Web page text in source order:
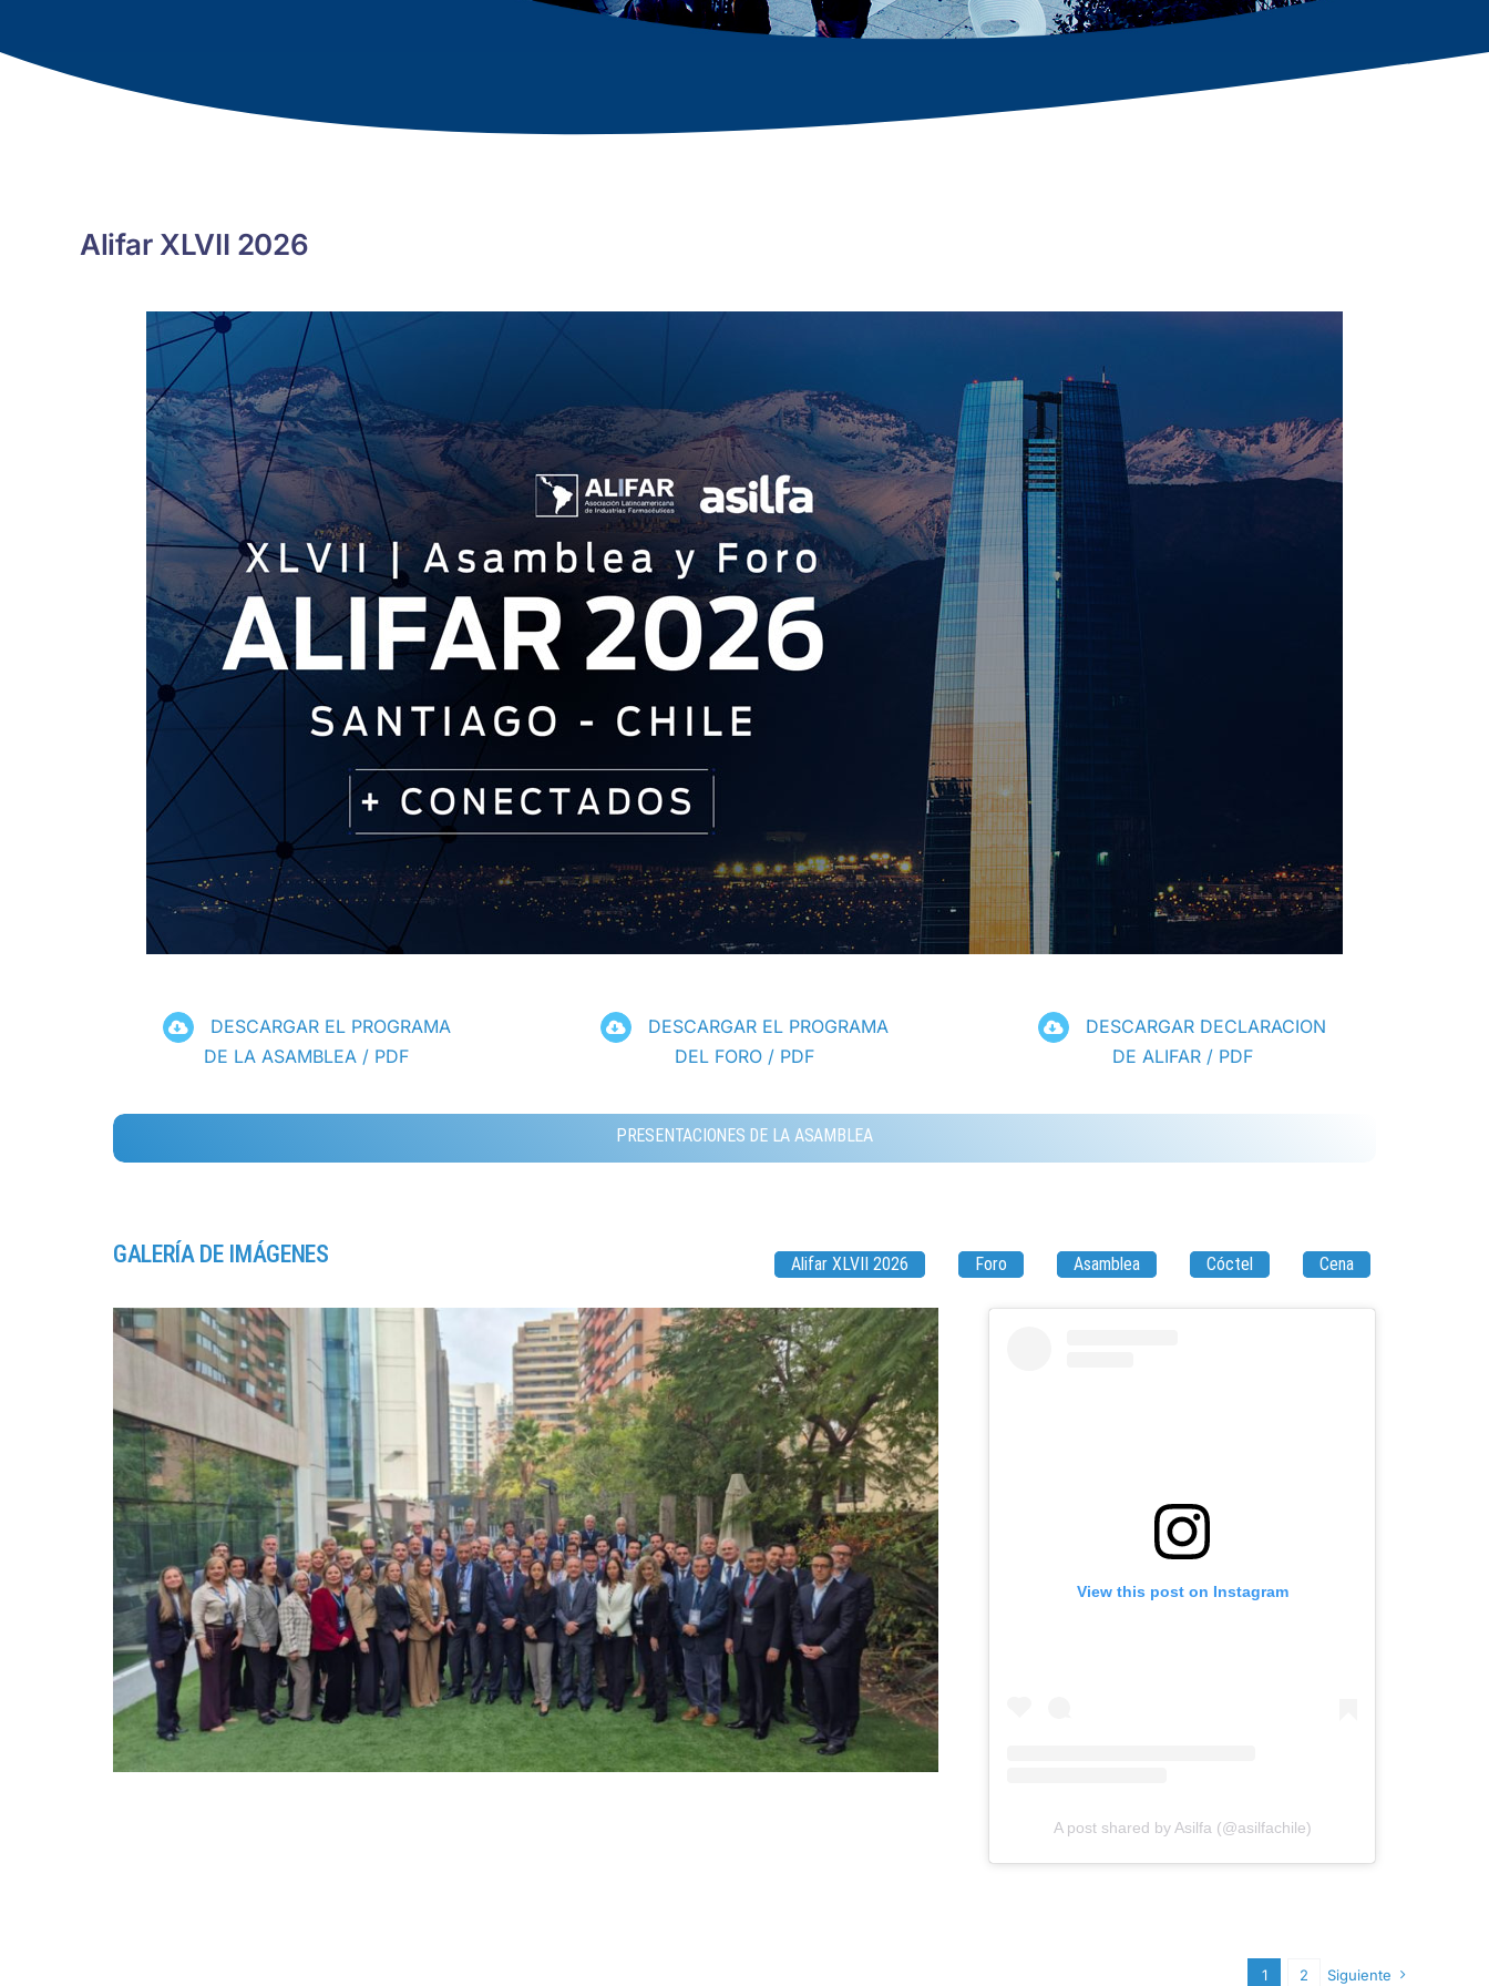
Alifar XLVII 2026
DESCARGAR EL PROGRAMA
DE LA ASAMBLEA / PDF
DESCARGAR EL PROGRAMA
DEL FORO / PDF
DESCARGAR DECLARACION
DE ALIFAR / PDF
PRESENTACIONES DE LA ASAMBLEA
GALERÍA DE IMÁGENES Alifar XLVII 2026 Foro Asamblea Cóctel Cena
View this post on Instagram
A post shared by Asilfa (@asilfachile)
1 2 Siguiente